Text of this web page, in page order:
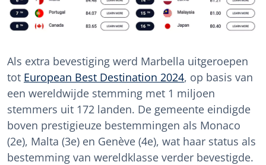
Als extra bevestiging werd Marbella uitgeroepen
tot European Best Destination 2024, op basis van
een wereldwijde stemming met 1 miljoen
stemmers uit 172 landen. De gemeente eindigde
boven prestigieuze bestemmingen als Monaco
(2e), Malta (3e) en Genève (4e), wat haar status als
bestemming van wereldklasse verder bevestigde.